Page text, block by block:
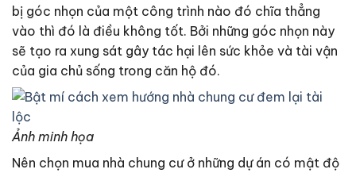
bị góc nhọn của một công trình nào đó chĩa thẳng
vào thì đó là điều không tốt. Bởi những góc nhọn này
sẽ tạo ra xung sát gây tác hại lên sức khỏe và tài vận
của gia chủ sống trong căn hộ đó.
Ảnh minh họa
Nên chọn mua nhà chung cư ở những dự án có mật độ